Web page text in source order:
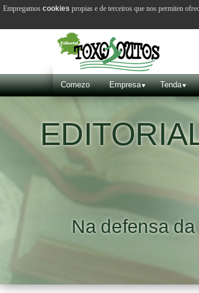
Comezo Empresa Tenda
Na defensa
Empregamos cookies propias e de terceiros que nos permiten